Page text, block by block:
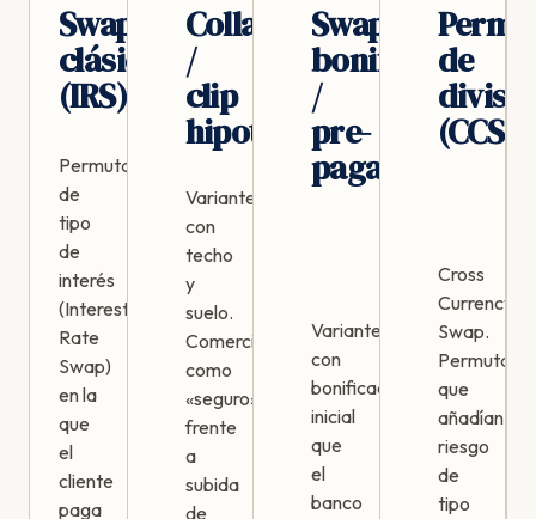
Swap
clásico
(IRS)
Permuta
de
tipo
de
interés
(Interest
Rate
Swap)
en la
que
el
cliente
paga
Collar
/
clip
hipotecario
Variantes
con
techo
y
suelo.
Comercializadas
como
«seguro»
frente
a
subida
de
Swap
bonificado
/
pre-
pagado
Variantes
con
bonificación
inicial
que
el
banco
de
divisa
(CCS)
Cross
Currency
Swap.
Permutas
que
añadían
riesgo
de
tipo